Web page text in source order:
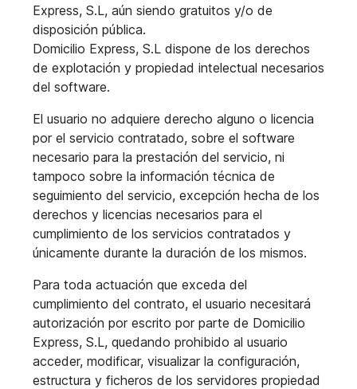
Express, S.L, aún siendo gratuitos y/o de
disposición pública.
Domicilio Express, S.L dispone de los derechos
de explotación y propiedad intelectual necesarios
del software.
El usuario no adquiere derecho alguno o licencia
por el servicio contratado, sobre el software
necesario para la prestación del servicio, ni
tampoco sobre la información técnica de
seguimiento del servicio, excepción hecha de los
derechos y licencias necesarios para el
cumplimiento de los servicios contratados y
únicamente durante la duración de los mismos.
Para toda actuación que exceda del
cumplimiento del contrato, el usuario necesitará
autorización por escrito por parte de Domicilio
Express, S.L, quedando prohibido al usuario
acceder, modificar, visualizar la configuración,
estructura y ficheros de los servidores propiedad